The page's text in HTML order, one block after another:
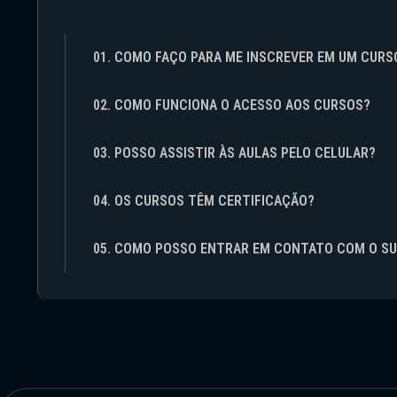
01. COMO FAÇO PARA ME INSCREVER EM UM
02. COMO FUNCIONA O ACESSO AOS CURSOS?
03. POSSO ASSISTIR ÀS AULAS PELO CELULAR?
04. OS CURSOS TÊM CERTIFICAÇÃO?
05. COMO POSSO ENTRAR EM CONTATO COM O